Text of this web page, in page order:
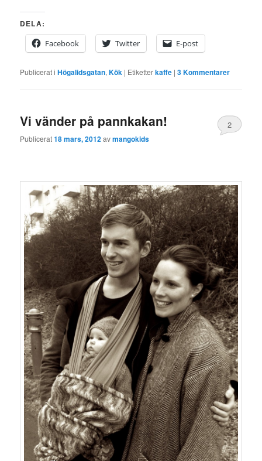
DELA:
Facebook
Twitter E-post
Publicerat i Högalidsgatan,Kök | Etiketterkaffe |3Kommentarer
Vi vänder på pannkakan!
Publicerat18 mars, 2012avmangokids
2